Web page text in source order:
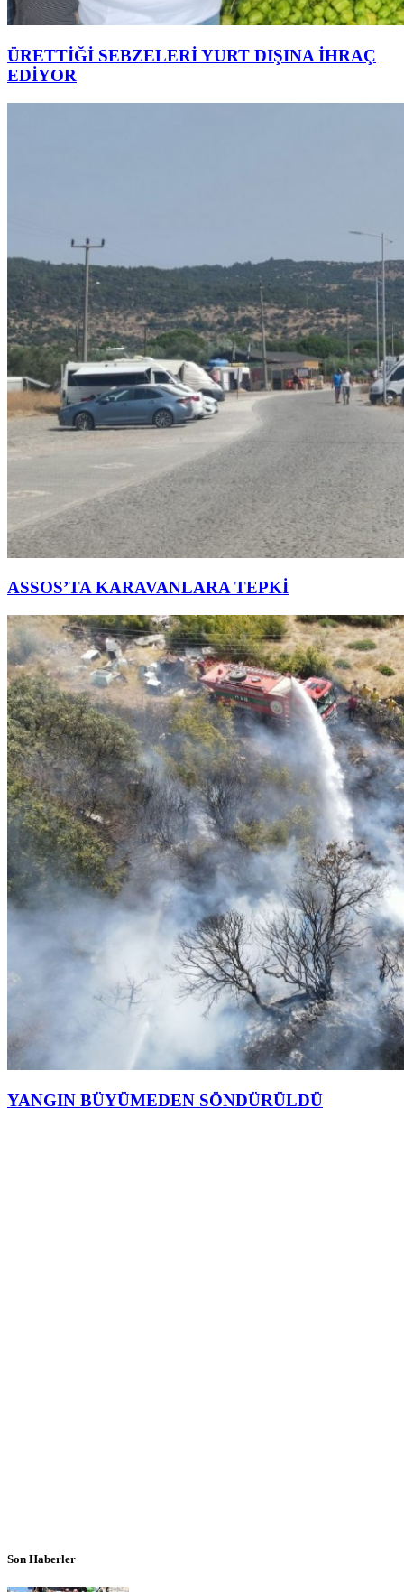
ÜRETTİĞİ SEBZELERİ YURT DIŞINA İHRAÇ
EDİYOR
ASSOS’TA KARAVANLARA TEPKİ
YANGIN BÜYÜMEDEN SÖNDÜRÜLDÜ
Son Haberler